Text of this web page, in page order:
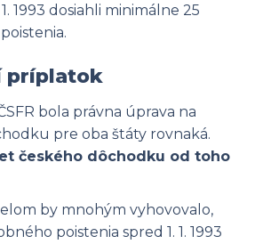
1993 dosiahli minimálne 25
príplatok
bola právna úprava na
pre oba štáty rovnaká.
českého dôchodku od toho
by mnohým vyhovovalo,
poistenia spred 1. 1. 1993